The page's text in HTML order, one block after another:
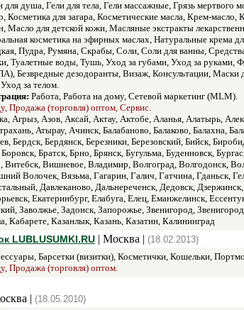
для душа, Гели для тела, Гели массажные, Грязь
Косметика для загара, Косметические масла, Крем-
Масло для детской кожи, Масляные экстракты
косметика на эфирных маслах, Натуральные
Пудра, Румяна, Скрабы, Соли, Соли для ванны,
Туалетные воды, Тушь, Уход за губами, Уход за
Безвредные дезодоранты, Визаж, Консультации,
за телом.
Работа, Работа на дому, Сетевой маркетинг (MLM).
Продажа (торговля) оптом, Сервис.
Агрыз, Азов, Аксай, Актау, Актобе, Аланья, Алатырь,
Атырау, Ачинск, Балабаново, Балаково, Балахна,
Бердск, Бердянск, Березники, Березовский, Бийск,
Братск, Брно, Брянск, Бугульма, Буденновск,
Вишневое, Владимир, Волгоград, Волгодонск,
Волочек, Вязьма, Гагарин, Галич, Гатчина, Гданьск,
Давлеканово, Дальнереченск, Дедовск,
Екатеринбург, Елабуга, Елец, Еманжелинск,
Заволжье, Задонск, Запорожье, Звенигород,
Казанлык, Казань, Казатин, Калининград
LUBLUSUMKI.RU | Москва | (18.02.2013)
Барсетки (визитки), Косметички, Кошельки,
Продажа (торговля) оптом.
| (18.05.2010)